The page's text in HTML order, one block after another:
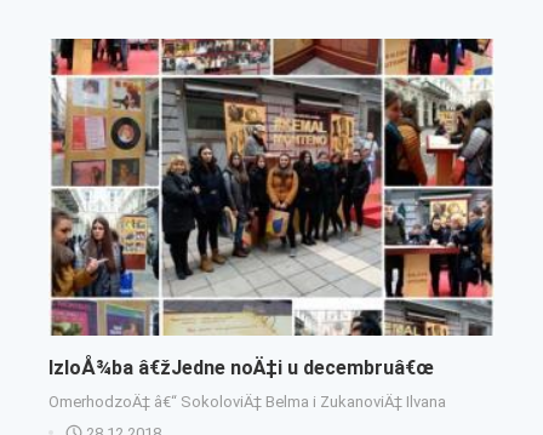
IzloÅ¾ba â€žJedne noÄ‡i u decembruâ€œ
OmerhodzoÄ‡ â€“ SokoloviÄ‡ Belma i ZukanoviÄ‡ Ilvana